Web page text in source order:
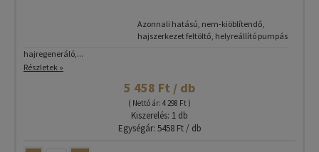
Azonnali hatású, nem-kiöblítendő,
hajszerkezet feltöltő, helyreállító pumpás
hajregeneráló,...
Részletek »
5 458 Ft / db
( Nettó ár: 4 298 Ft )
Kiszerelés: 1 db
Egységár: 5458 Ft / db